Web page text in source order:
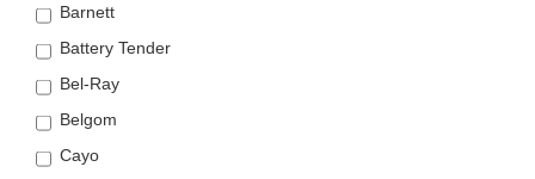
Barnett
Battery Tender
Bel-Ray
Belgom
Cayo